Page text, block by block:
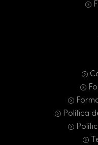
Política